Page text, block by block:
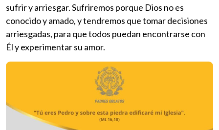
sufrir y arriesgar. Sufriremos porque Dios no es
conocido y amado, y tendremos que tomar decisiones
arriesgadas, para que todos puedan encontrarse con
Él y experimentar su amor.